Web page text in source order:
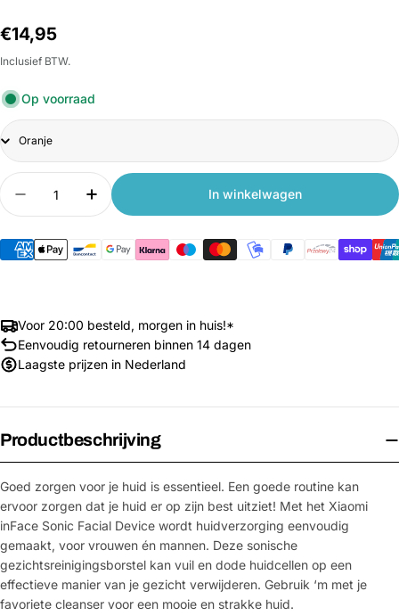
Normale
prijs
€14,95
Inclusief BTW.
Op voorraad
Title
Aantal
Aantal verlagen voor Xiaomi inFace Sonic Facial
Aantal verhogen voor Xiaomi inFace
In winkelwagen
Voor 20:00 besteld, morgen in huis!*
Eenvoudig retourneren binnen 14 dagen
Laagste prijzen in Nederland
Productbeschrijving
Goed zorgen voor je huid is essentieel. Een goede routine kan
ervoor zorgen dat je huid er op zijn best uitziet! Met het Xiaomi
inFace Sonic Facial Device wordt huidverzorging eenvoudig
gemaakt, voor vrouwen én mannen. Deze sonische
gezichtsreinigingsborstel kan vuil en dode huidcellen op een
effectieve manier van je gezicht verwijderen. Gebruik ‘m met je
favoriete cleanser voor een mooie en strakke huid.